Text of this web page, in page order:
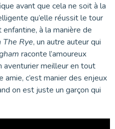
avant que cela ne soit à la
qu’elle réussit le tour
à la manière de
The Rye, un autre auteur qui
raconte l’amoureux
aventurier meilleur en tout
c’est manier des enjeux
on est juste un garçon qui